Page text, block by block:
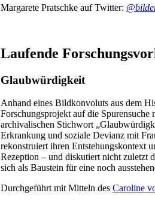
Margarete Pratschke auf Twitter:
Laufende
Glaubwürdigkeit
Anhand eines Bildkonvoluts aus dem
Forschungsprojekt auf die
archivalischen Stichwort
Erkrankung und soziale Devianz mit
rekonstruiert ihren Entstehungskontext
Rezeption – und diskutiert nicht zuletzt
sich als Baustein für eine noch
Durchgeführt mit Mitteln des Caroline